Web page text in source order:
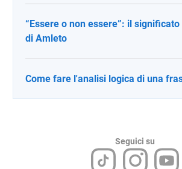
“Essere o non essere”: il
di Amleto
Come fare l'analisi logica di una
Seguici su